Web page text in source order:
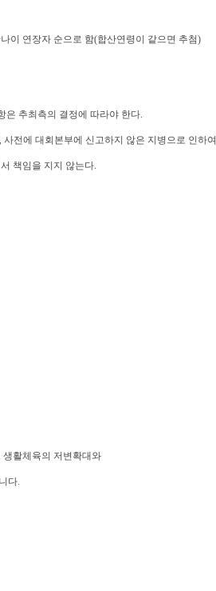
이 연장자 순으로 함(합산연령이 같으면 추첨)
은 추최측의 결정에 따라야 한다.
전에 대회본부에 신고하지 않은 지병으로 인하여
책임을 지지 않는다.
생활체육의 저변확대와
다.